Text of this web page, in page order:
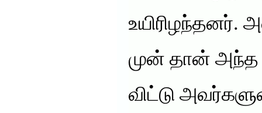
உயிரிழந்தனர்.
முன் தான் அந்த
விட்டு